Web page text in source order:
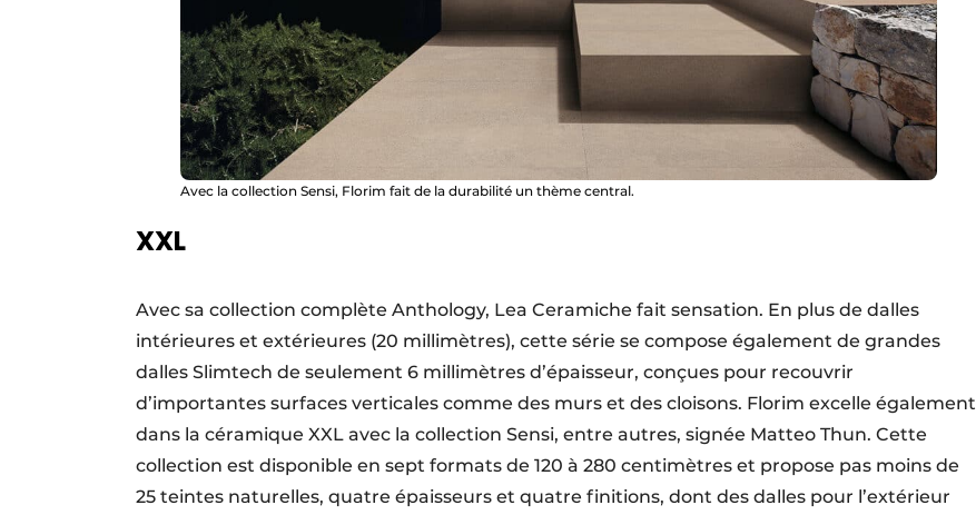
Avec la collection Sensi, Florim fait de la durabilité un thème central.
XXL
Avec sa collection complète Anthology, Lea Ceramiche fait sensation. En plus de dalles
intérieures et extérieures (20 millimètres), cette série se compose également de grandes
dalles Slimtech de seulement 6 millimètres d’épaisseur, conçues pour recouvrir
d’importantes surfaces verticales comme des murs et des cloisons. Florim excelle également
dans la céramique XXL avec la collection Sensi, entre autres, signée Matteo Thun. Cette
collection est disponible en sept formats de 120 à 280 centimètres et propose pas moins de
25 teintes naturelles, quatre épaisseurs et quatre finitions, dont des dalles pour l’extérieur